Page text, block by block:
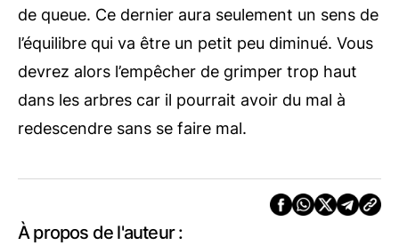
de queue. Ce dernier aura seulement un sens de
l’équilibre qui va être un petit peu diminué. Vous
devrez alors l’empêcher de grimper trop haut
dans les arbres car il pourrait avoir du mal à
redescendre sans se faire mal.
À propos de l'auteur :